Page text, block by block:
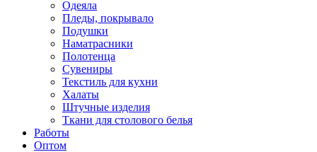
Одеяла
Пледы, покрывало
Подушки
Наматрасники
Полотенца
Сувениры
Текстиль для кухни
Халаты
Штучные изделия
Ткани для столового белья
Работы
Оптом